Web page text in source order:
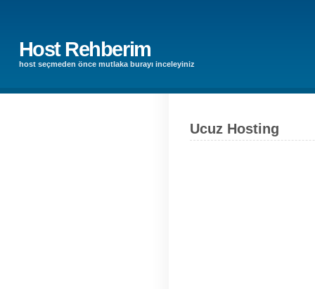
Host Rehberim
host seçmeden önce mutlaka burayı inceleyiniz
Ucuz Hosting